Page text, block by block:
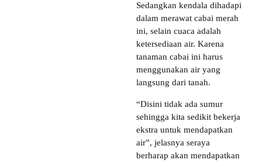
Sedangkan kendala dihadapi
dalam merawat cabai merah
ini, selain cuaca adalah
ketersediaan air. Karena
tanaman cabai ini harus
menggunakan air yang
langsung dari tanah.
“Disini tidak ada sumur
sehingga kita sedikit bekerja
ekstra untuk mendapatkan
air”, jelasnya seraya
berharap akan mendapatkan